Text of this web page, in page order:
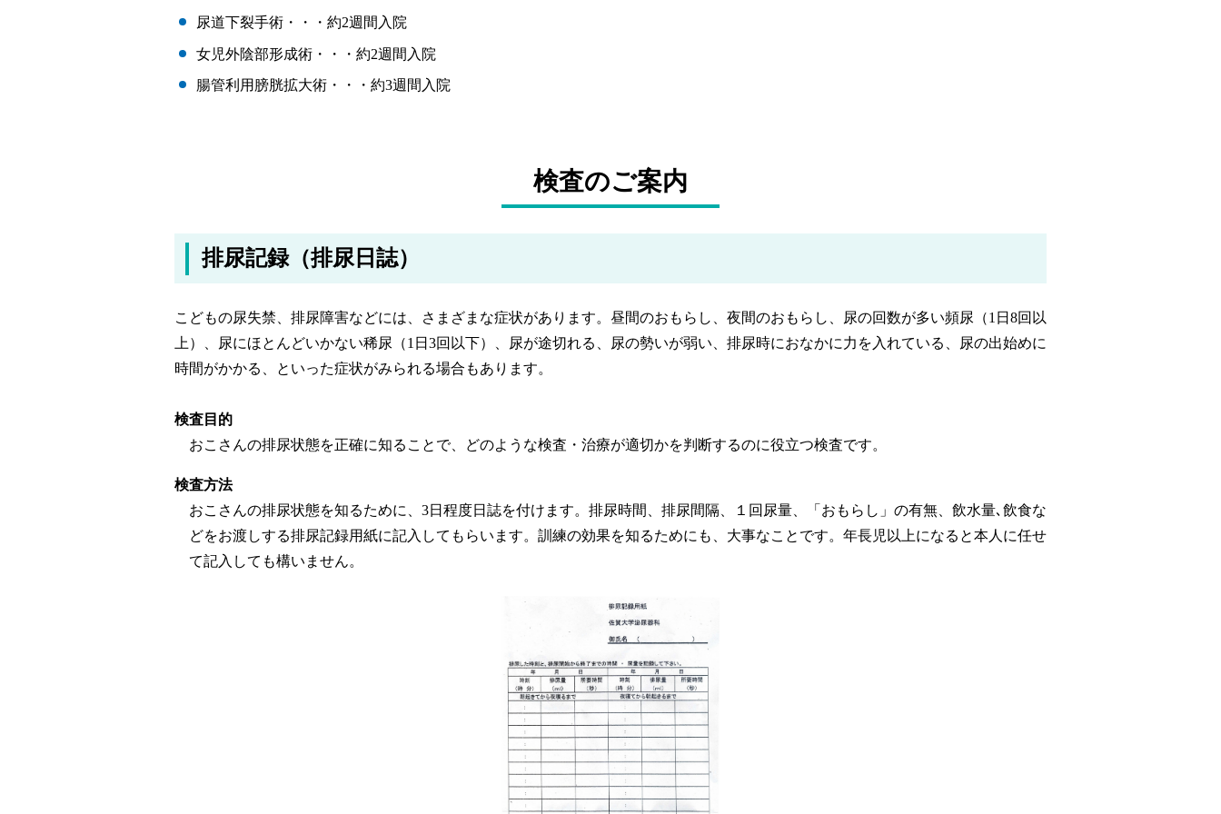
尿道下裂手術・・・約2週間入院
女児外陰部形成術・・・約2週間入院
腸管利用膀胱拡大術・・・約3週間入院
検査のご案内
排尿記録（排尿日誌）
こどもの尿失禁、排尿障害などには、さまざまな症状があります。昼間のおもらし、夜間のおもらし、尿の回数が多い頻尿（1日8回以
上）、尿にほとんどいかない稀尿（1日3回以下）、尿が途切れる、尿の勢いが弱い、排尿時におなかに力を入れている、尿の出始めに
時間がかかる、といった症状がみられる場合もあります。
検査目的
おこさんの排尿状態を正確に知ることで、どのような検査・治療が適切かを判断するのに役立つ検査です。
検査方法
おこさんの排尿状態を知るために、3日程度日誌を付けます。排尿時間、排尿間隔、１回尿量、「おもらし」の有無、飲水量､飲食な
どをお渡しする排尿記録用紙に記入してもらいます。訓練の効果を知るためにも、大事なことです。年長児以上になると本人に任せ
て記入しても構いません。